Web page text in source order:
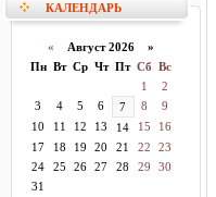
КАЛЕНДАРЬ
« Август 2026 »
Пн Вт Ср Чт Пт Сб Вс
1
2
3
4 5 6 7 8
9
10
11 12 13 14 15
16
17
18 19 20 21 22
23
24
25 26 27 28 29
30
31